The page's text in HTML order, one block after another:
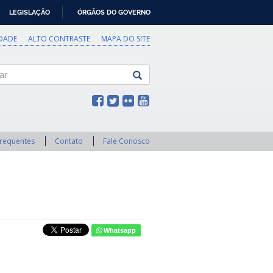
LEGISLAÇÃO ÓRGÃOS DO GOVERNO
ALTO CONTRASTE MAPA DO SITE
Contato Fale Conosco
Whatsapp